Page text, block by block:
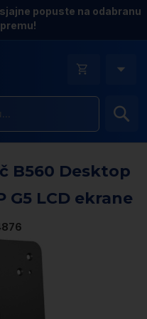
popuste na odabranu
B560 Desktop
G5 LCD ekrane